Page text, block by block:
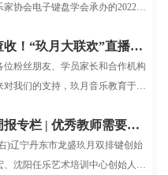
家协会电子键盘学会承办的2022中
注意查收！“玖月大联欢”直播大礼包整装待发！
位粉丝朋友、学员家长和合作机构
对我们的支持，玖月音乐教育于12
音乐周报专栏 | 优秀教师需要不断学习与打磨
)辽宁丹东市龙盛玖月双排键创始
、沈阳任乐艺术培训中心创始人任